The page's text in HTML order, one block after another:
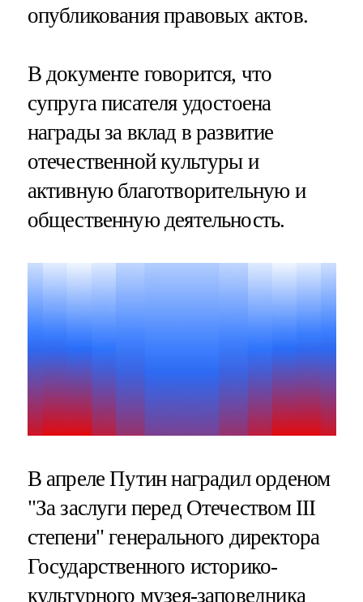
опубликования правовых актов.
В документе говорится, что
супруга писателя удостоена
награды за вклад в развитие
отечественной культуры и
активную благотворительную и
общественную деятельность.
В апреле Путин наградил орденом
"За заслуги перед Отечеством III
степени" генерального директора
Государственного историко-
культурного музея-заповедника